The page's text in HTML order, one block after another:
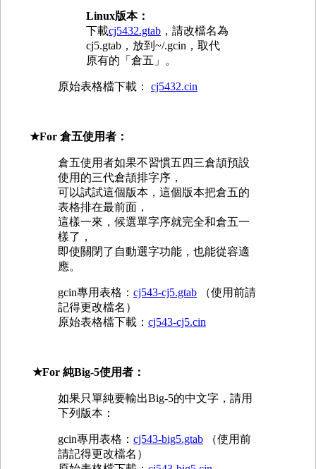
Linux版本：
下載cj5432.gtab ，請改檔名為
cj5.gtab，放到~/.gcin，取代
原有的「倉五」。
原始表格檔下載： cj5432.cin
★For 倉五使用者：
倉五使用者如果不習慣五四三倉頡預設
使用的三代倉頡排字序，
可以試試這個版本，這個版本把倉五的
表格排在最前面，
這樣一來，候選單字序就完全和倉五一
樣了，
即使關閉了自動選字功能，也能從容適
應。
gcin專用表格： cj543-cj5.gtab （使用前請
記得更改檔名）
原始表格檔下載： cj543-cj5.cin
★For 純Big-5使用者：
如果只單純要輸出Big-5的中文字，請用
下列版本：
gcin專用表格： cj543-big5.gtab （使用前
請記得更改檔名）